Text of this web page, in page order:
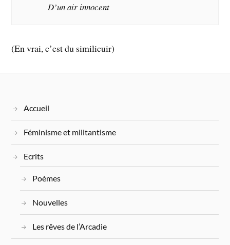
D’un air innocent
(En vrai, c’est du similicuir)
Accueil
Féminisme et militantisme
Ecrits
Poèmes
Nouvelles
Les rêves de l’Arcadie